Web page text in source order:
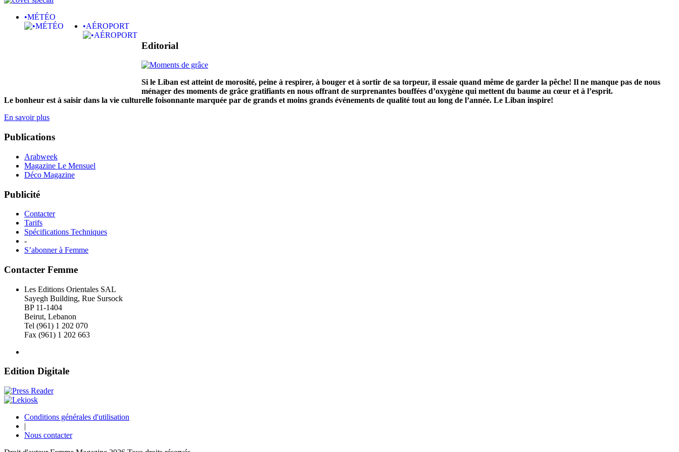
•MÉTÉO
•AÉROPORT
Editorial
Si le Liban est atteint de morosité, peine à respirer, à bouger et à sortir de sa torpeur, il essaie quand même de garder la pêche! Il ne manque pas de nous
ménager des moments de grâce gratifiants en nous offrant de surprenantes bouffées d’oxygène qui mettent du baume au cœur et à l’esprit.
Le bonheur est à saisir dans la vie culturelle foisonnante marquée par de grands et moins grands événements de qualité tout au long de l’année. Le Liban inspire!
En savoir plus
Publications
Arabweek
Magazine Le Mensuel
Déco Magazine
Publicité
Contacter
Tarifs
Spécifications Techniques
-
S’abonner à Femme
Contacter Femme
Les Editions Orientales SAL
Sayegh Building, Rue Sursock
BP 11-1404
Beirut, Lebanon
Tel (961) 1 202 070
Fax (961) 1 202 663
Edition Digitale
Conditions générales d'utilisation
|
Nous contacter